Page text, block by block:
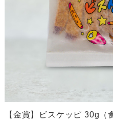
【金賞】ビスケッピ 30g